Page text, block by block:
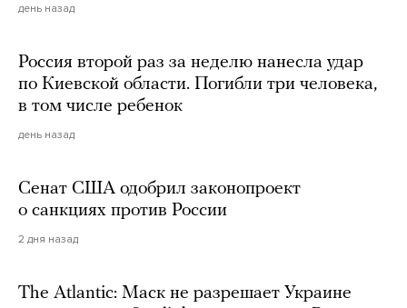
день назад
Россия второй раз за неделю нанесла удар
по Киевской области. Погибли три человека,
в том числе ребенок
день назад
Сенат США одобрил законопроект
о санкциях против России
2 дня назад
The Atlantic: Маск не разрешает Украине